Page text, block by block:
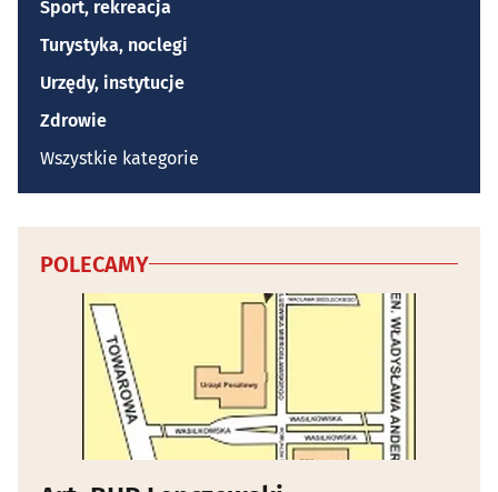
Sport, rekreacja
Turystyka, noclegi
Urzędy, instytucje
Zdrowie
Wszystkie kategorie
POLECAMY